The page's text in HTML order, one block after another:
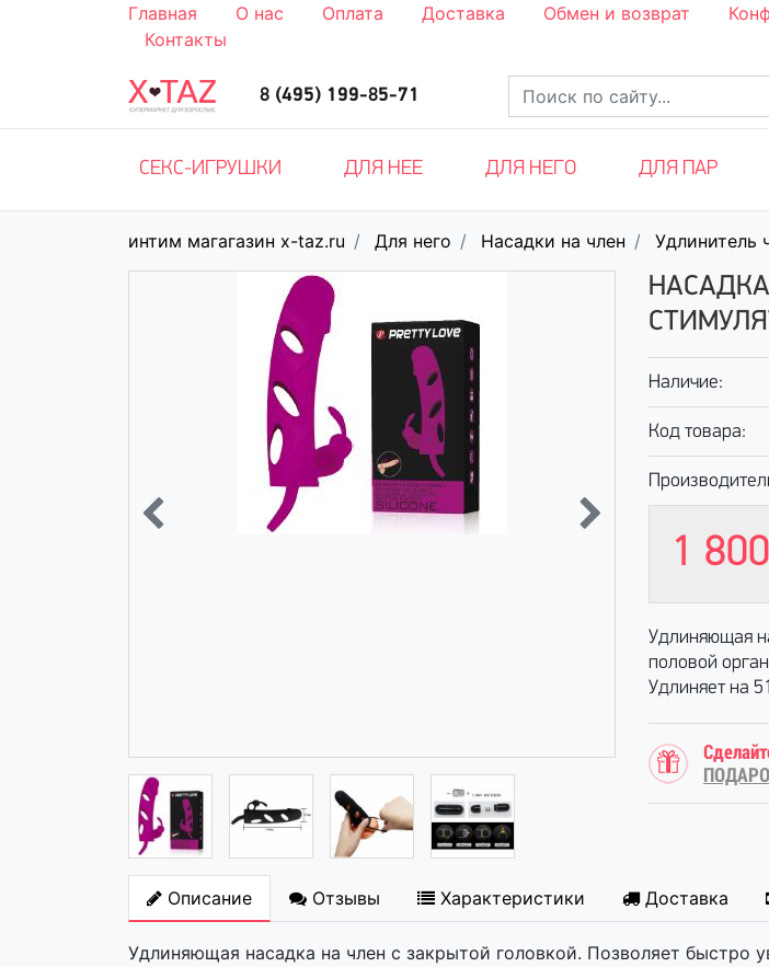
Главная О нас Оплата Доставка Обмен и возврат
Контакты
8 (495) 199-85-71
СЕКС-ИГРУШКИ ДЛЯ НЕЕ ДЛЯ НЕГО ДЛЯ ПАР
интим магагазин x-taz.ru Для него Насадки на член Удлинитель
Наличие:
Код товара:
1 800
Удлиняющая
половой
Удлиняет на
Описание Отзывы Характеристики Доставка
Удлиняющая насадка на член с закрытой головкой. Позволяет быстро